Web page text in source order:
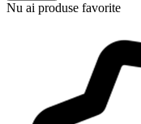
Nu ai produse favorite